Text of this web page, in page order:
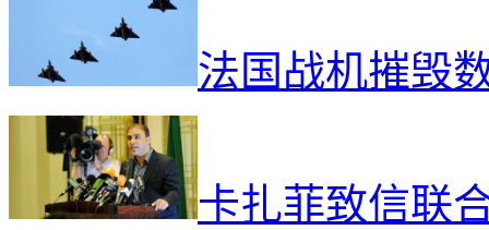
法国战机摧毁
卡扎菲致信联